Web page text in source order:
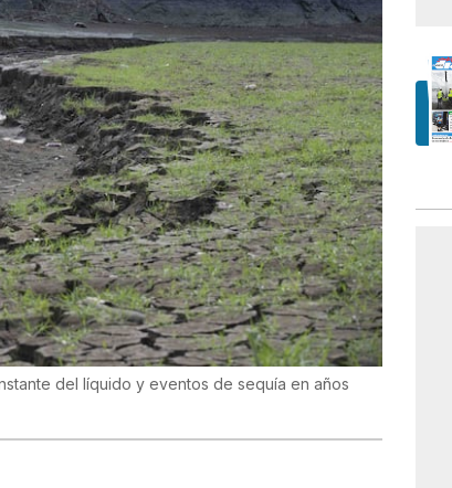
del líquido y eventos de sequía en años